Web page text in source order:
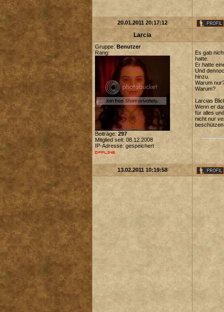
20.01.2011 20:17:12
Larcia
Gruppe:Benutzer
Rang:
Beiträge: 297
Mitglied seit: 08.12.2008
IP-Adresse: gespeichert
Es gab
hatte.
Er hatte
Und
hinzu.
Warum
Warum?
Larcias
Wenn er
für alles
nicht nur
13.02.2011 10:19:58